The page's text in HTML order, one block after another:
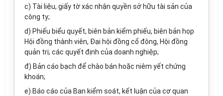
c) Tài liệu, giấy tờ xác nhận quyền sở hữu tài sản của
công ty;
d) Phiếu biểu quyết, biên bản kiểm phiếu, biên bản họp
Hội đồng thành viên, Đại hội đồng cổ đông, Hội đồng
quản trị; các quyết định của doanh nghiệp;
đ) Bản cáo bạch để chào bán hoặc niêm yết chứng
khoán;
e) Báo cáo của Ban kiểm soát, kết luận của cơ quan